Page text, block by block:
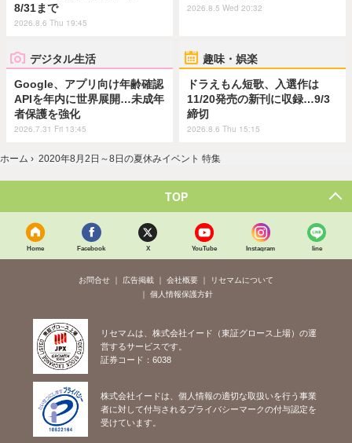
8/31まで
2026.8.6 Thu 19:45
2026.8.5 Wed 20:32
デジタル生活
Google、アプリ向け年齢確認
APIを年内に世界展開…未成年
者保護を強化
2026.7.31 Fri 13:45
趣味・娯楽
ドラえもん短歌、入選作は
11/20発売の新刊に収録…9/3
締切
2026.8.6 Thu 15:15
ホーム › 2020年8月2日～8日の夏休みイベント 特集
TOP
Home Facebook X YouTube Instagram line
お問合せ 広告掲載 会社概要
リセマムについて
個人情報保護方針
リセマムは、株式会社イード（東証グロース上場）の運
営するサービスです。
証券コード：6038
株式会社イードは、個人情報の適切な取扱いを行う事業
者に対して付与されるプライバシーマークの付与認定を
受けています。